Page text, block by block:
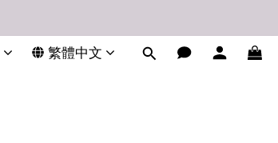
繁體中文